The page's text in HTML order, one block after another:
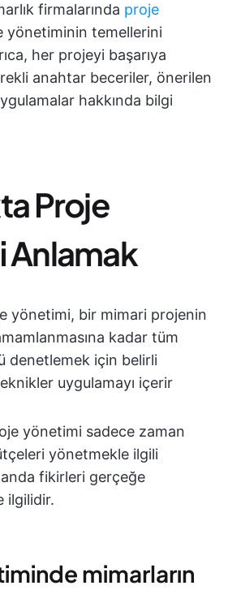
firmalarında proje
yönetiminin temellerini
her projeyi başarıya
anahtar beceriler, önerilen
hakkında bilgi
Proje
Anlamak
yönetimi, bir mimari projenin
kadar tüm
denetlemek için belirli
uygulamayı içerir
yönetimi sadece zaman
yönetmekle ilgili
fikirleri gerçeğe
ilgilidir.
mimarların